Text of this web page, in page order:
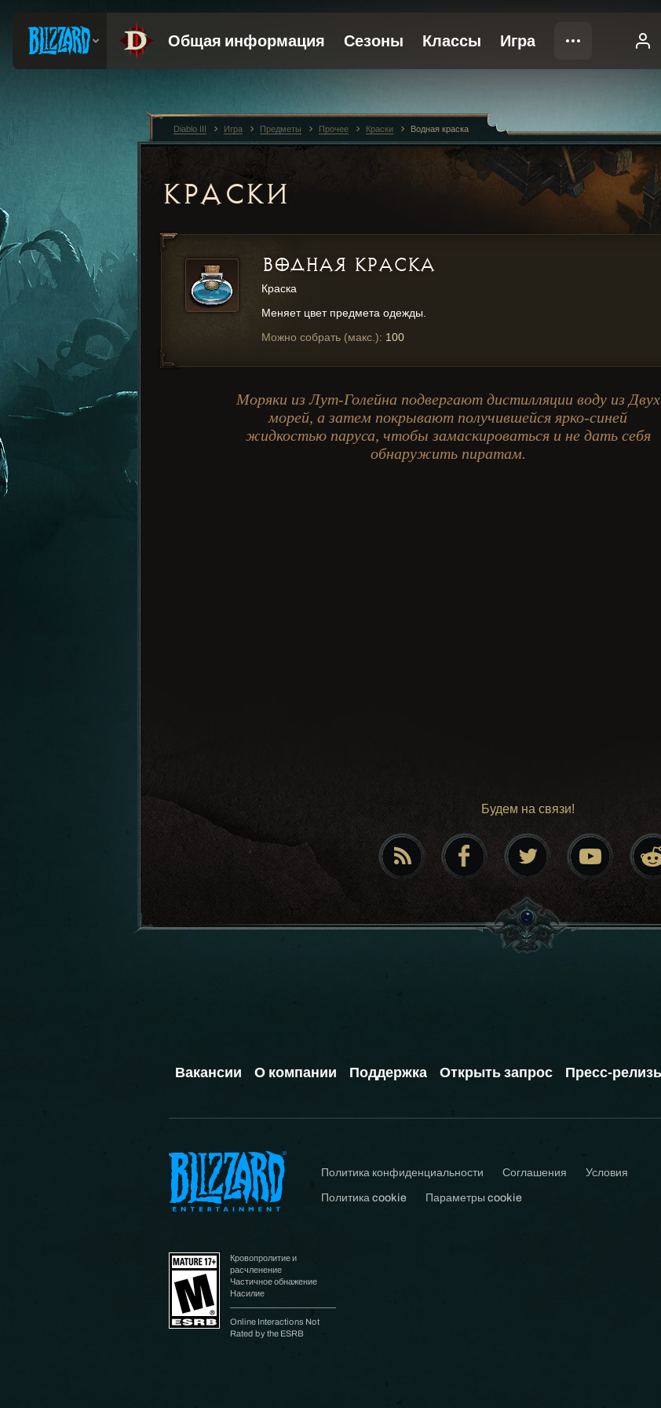
КРАСКИ
ВОДНАЯ КРАСКА
Краска
Меняет цвет предмета одежды.
Можно собрать (макс.): 100
Моряки из Лут-Голейна подвергают дистилляции воду из Двух
морей, а затем покрывают получившейся ярко-синей
жидкостью паруса, чтобы замаскироваться и не дать себя
обнаружить пиратам.
Будем на связи!
Diablo III Игра Предметы Прочее Краски Водная краска